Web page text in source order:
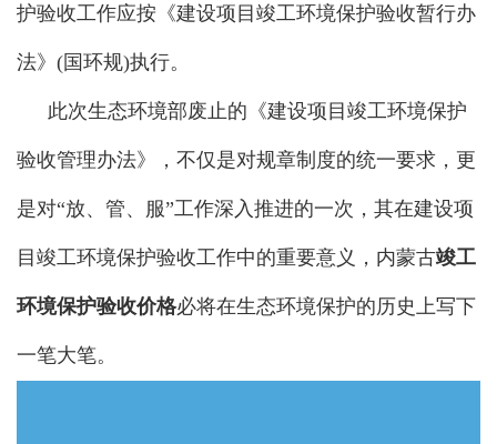
护验收工作应按《建设项目竣工环境保护验收暂行办
法》(国环规)执行。
此次生态环境部废止的《建设项目竣工环境保护
验收管理办法》，不仅是对规章制度的统一要求，更
是对“放、管、服”工作深入推进的一次，其在建设项
目竣工环境保护验收工作中的重要意义， 内蒙古竣工
环境保护验收价格必将在生态环境保护的历史上写下
一笔大笔。